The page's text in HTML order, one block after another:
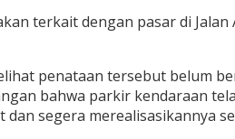
terkait dengan pasar di
penataan tersebut belum
bahwa parkir kendaraan
segera merealisasikannya